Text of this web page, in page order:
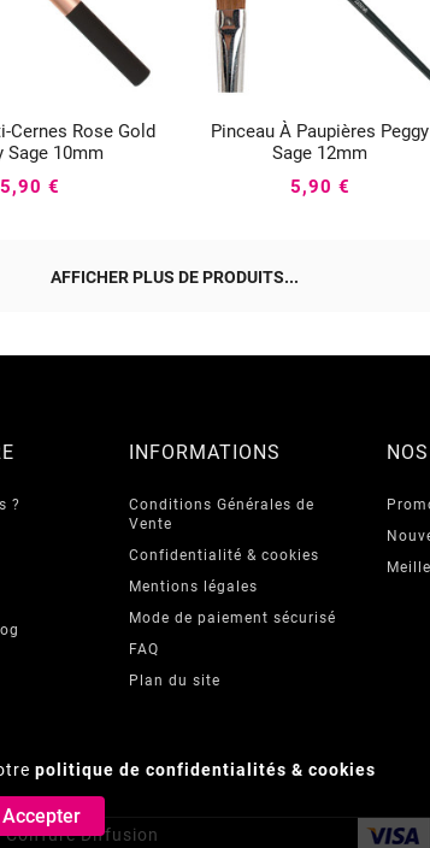
politique de confidentialités & cookies
Accepter
Cernes Rose Gold
Sage 10mm
 
5,90 €
Pinceau À Paupières Peggy
Sage 12mm

5,90 €
AFFICHER PLUS DE PRODUITS...
?
INFORMATIONS
Conditions Générales de
Vente
Confidentialité & cookies
Mentions légales
Mode de paiement sécurisé
FAQ
Plan du site
Coiffure Diffusion